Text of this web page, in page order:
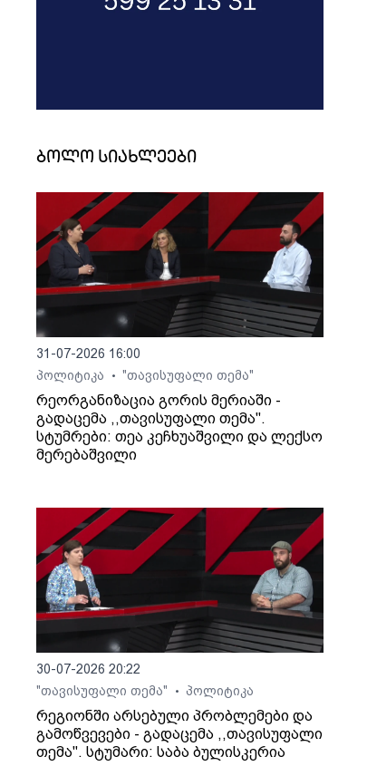
ბოლო სიახლეები
31-07-2026 16:00
პოლიტიკა
• "თავისუფალი თემა"
რეორგანიზაცია გორის მერიაში -
გადაცემა ,,თავისუფალი თემა".
სტუმრები: თეა კეჩხუაშვილი და ლექსო
მერებაშვილი
30-07-2026 20:22
"თავისუფალი თემა"
• პოლიტიკა
რეგიონში არსებული პრობლემები და
გამოწვევები - გადაცემა ,,თავისუფალი
თემა". სტუმარი: საბა ბულისკერია